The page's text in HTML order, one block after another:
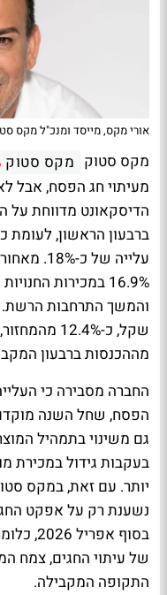
אורי מקס, מייסד ומנכ"ל מקס
מקס סטוק מקס סטוק
מעיתוי חג הפסח, אבל
עלייה
16.9% במכירות
מההכנסות ברבעון המקביל.
החברה מסבירה כי
הפסח, שחל השנה מוקדם
גם משינוי בתמהיל
בעקבות גידול במכירת
יותר. עם זאת, במקס
נשענת רק על אפקט
בסוף
התקופה המקבילה.